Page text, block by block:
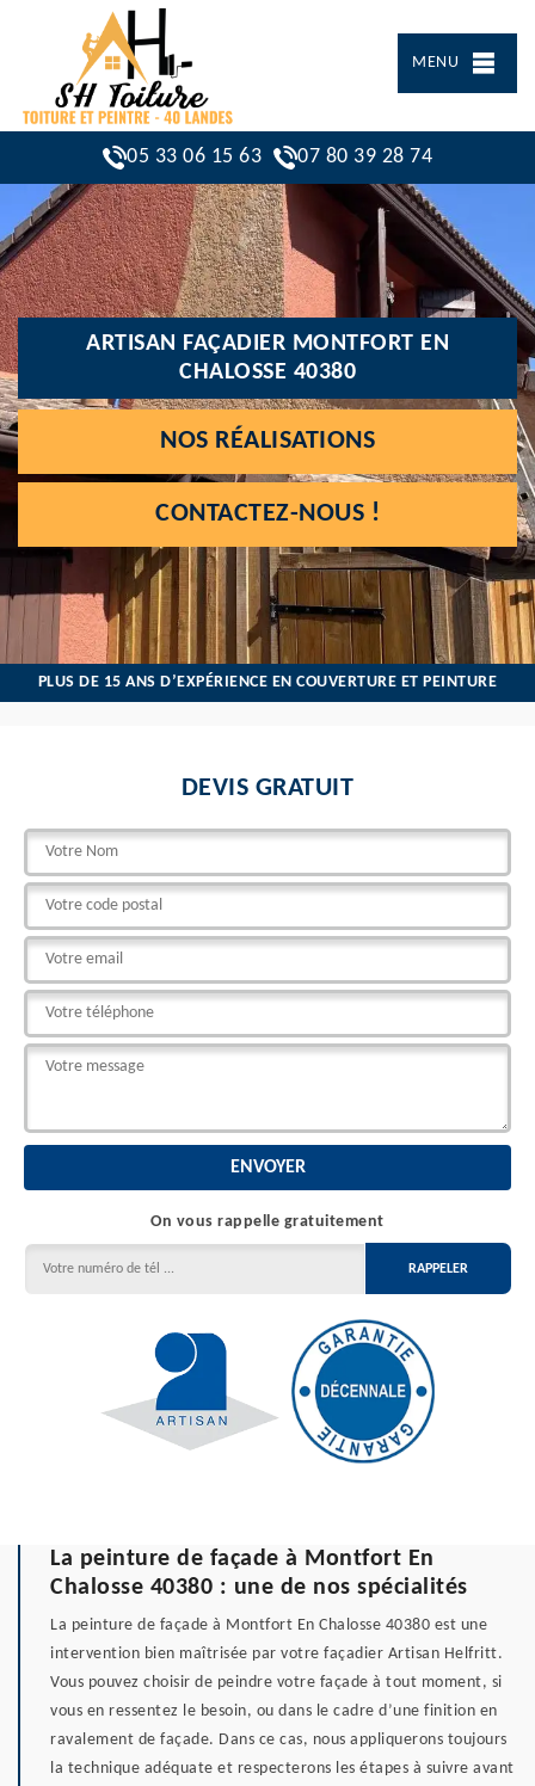
MENU
05 33 06 15 63 07 80 39 28 74
ARTISAN FAÇADIER MONTFORT EN
CHALOSSE 40380
NOS RÉALISATIONS
CONTACTEZ-NOUS !
PLUS DE 15 ANS D’EXPÉRIENCE EN COUVERTURE ET PEINTURE
DEVIS GRATUIT
On vous rappelle gratuitement
La peinture de façade à Montfort En
Chalosse 40380 : une de nos spécialités
La peinture de façade à Montfort En Chalosse 40380 est une
intervention bien maîtrisée par votre façadier Artisan Helfritt.
Vous pouvez choisir de peindre votre façade à tout moment, si
vous en ressentez le besoin, ou dans le cadre d’une finition en
ravalement de façade. Dans ce cas, nous appliquerons toujours
la technique adéquate et respecterons les étapes à suivre avant